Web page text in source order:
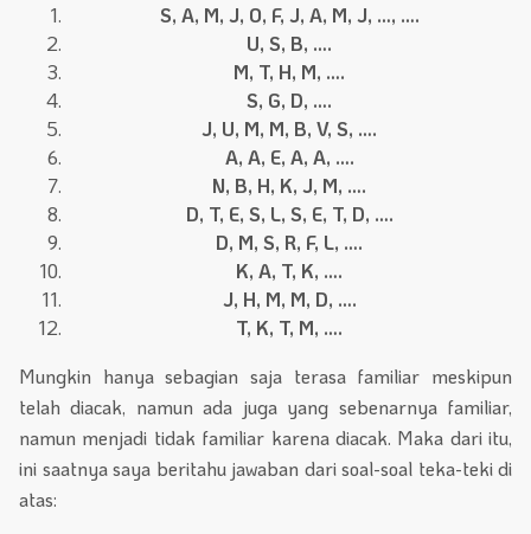
S, A, M, J, O, F, J, A, M, J, …, ….
U, S, B, ….
M, T, H, M, ….
S, G, D, ….
J, U, M, M, B, V, S, ….
A, A, E, A, A, ….
N, B, H, K, J, M, ….
D, T, E, S, L, S, E, T, D, ….
D, M, S, R, F, L, ….
K, A, T, K, ….
J, H, M, M, D, ….
T, K, T, M, ….
Mungkin hanya sebagian saja terasa familiar meskipun
telah diacak, namun ada juga yang sebenarnya familiar,
namun menjadi tidak familiar karena diacak. Maka dari itu,
ini saatnya saya beritahu jawaban dari soal-soal teka-teki di
atas: